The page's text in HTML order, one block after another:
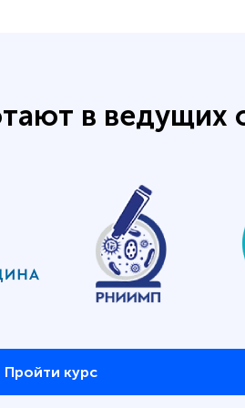
в ведущих
Пройти курс